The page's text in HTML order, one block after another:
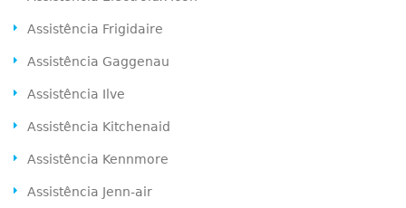
Assistência Frigidaire
Assistência Gaggenau
Assistência Ilve
Assistência Kitchenaid
Assistência Kennmore
Assistência Jenn-air